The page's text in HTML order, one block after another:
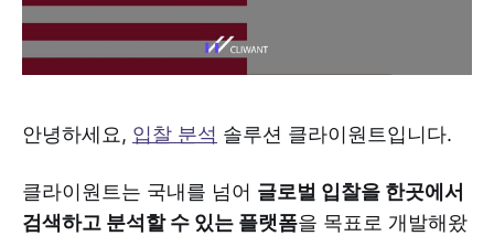
안녕하세요, 입찰 분석 솔루션 클라이원트입니다.
클라이원트는 국내를 넘어 글로벌 입찰을 한곳에서
검색하고 분석할 수 있는 플랫폼을 목표로 개발해왔